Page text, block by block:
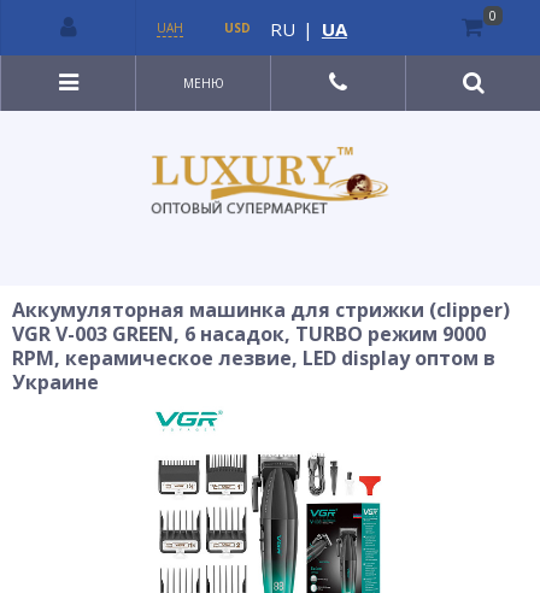
МЕНЮ
Аккумуляторная машинка для стрижки (clipper)
VGR V-003 GREEN, 6 насадок, TURBO режим 9000
RPM, керамическое лезвие, LED display оптом в
Украине
UAH USD RU | UA
0